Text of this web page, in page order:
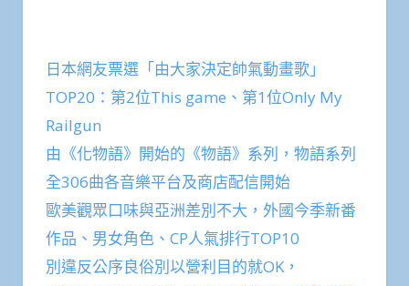
日本網友票選「由大家決定帥氣動畫歌」
TOP20：第2位This game、第1位Only My
Railgun
由《化物語》開始的《物語》系列，物語系列
全306曲各音樂平台及商店配信開始
歐美觀眾口味與亞洲差別不大，外國今季新番
作品、男女角色、CP人氣排行TOP10
別違反公序良俗別以營利目的就OK，